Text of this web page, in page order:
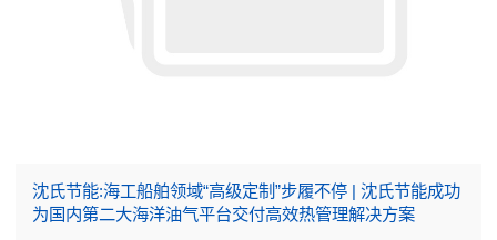
沈氏节能:海工船舶领域“高级定制”步履不停 | 沈氏节能成功
为国内第二大海洋油气平台交付高效热管理解决方案